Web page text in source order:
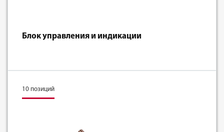
Блок управления и индикации
10 позиций